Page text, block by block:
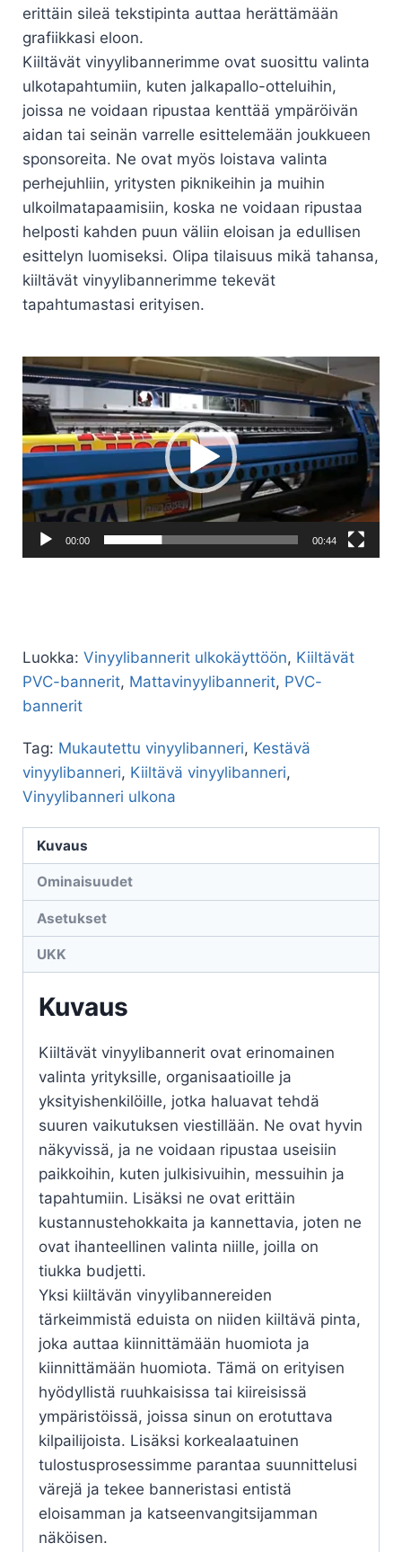
erittäin sileä tekstipinta auttaa herättämään
grafiikkasi eloon.
Kiiltävät vinyylibannerimme ovat suosittu valinta
ulkotapahtumiin, kuten jalkapallo-otteluihin,
joissa ne voidaan ripustaa kenttää ympäröivän
aidan tai seinän varrelle esittelemään joukkueen
sponsoreita. Ne ovat myös loistava valinta
perhejuhliin, yritysten piknikeihin ja muihin
ulkoilmatapaamisiin, koska ne voidaan ripustaa
helposti kahden puun väliin eloisan ja edullisen
esittelyn luomiseksi. Olipa tilaisuus mikä tahansa,
kiiltävät vinyylibannerimme tekevät
tapahtumastasi erityisen.
Videotoistin
00:00 00:44
Luokka: Vinyylibannerit ulkokäyttöön, Kiiltävät
PVC-bannerit, Mattavinyylibannerit, PVC-
bannerit
Tag: Mukautettu vinyylibanneri, Kestävä
vinyylibanneri, Kiiltävä vinyylibanneri,
Vinyylibanneri ulkona
Kuvaus
Ominaisuudet
Asetukset
UKK
Kuvaus
Kiiltävät vinyylibannerit ovat erinomainen
valinta yrityksille, organisaatioille ja
yksityishenkilöille, jotka haluavat tehdä
suuren vaikutuksen viestillään. Ne ovat hyvin
näkyvissä, ja ne voidaan ripustaa useisiin
paikkoihin, kuten julkisivuihin, messuihin ja
tapahtumiin. Lisäksi ne ovat erittäin
kustannustehokkaita ja kannettavia, joten ne
ovat ihanteellinen valinta niille, joilla on
tiukka budjetti.
Yksi kiiltävän vinyylibannereiden
tärkeimmistä eduista on niiden kiiltävä pinta,
joka auttaa kiinnittämään huomiota ja
kiinnittämään huomiota. Tämä on erityisen
hyödyllistä ruuhkaisissa tai kiireisissä
ympäristöissä, joissa sinun on erotuttava
kilpailijoista. Lisäksi korkealaatuinen
tulostusprosessimme parantaa suunnittelusi
värejä ja tekee banneristasi entistä
eloisamman ja katseenvangitsijamman
näköisen.